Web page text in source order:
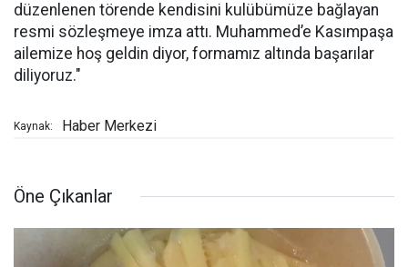
düzenlenen törende kendisini kulübümüze bağlayan
resmi sözleşmeye imza attı. Muhammed’e Kasımpaşa
ailemize hoş geldin diyor, formamız altında başarılar
diliyoruz."
Kaynak: Haber Merkezi
Öne Çıkanlar